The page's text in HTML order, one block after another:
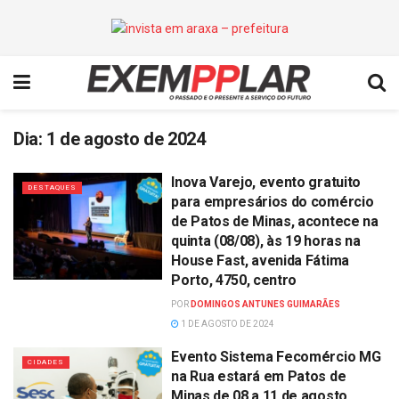
Dia: 1 de agosto de 2024
DESTAQUES
Inova Varejo, evento gratuito
para empresários do comércio
de Patos de Minas, acontece na
quinta (08/08), às 19 horas na
House Fast, avenida Fátima
Porto, 4750, centro
POR DOMINGOS ANTUNES GUIMARÃES
1 DE AGOSTO DE 2024
CIDADES
Evento Sistema Fecomércio MG
na Rua estará em Patos de